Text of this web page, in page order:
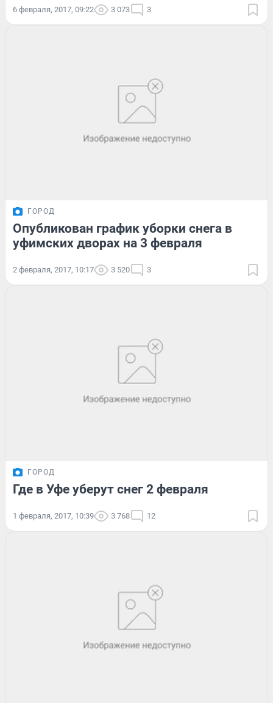
6 февраля, 2017, 09:22 3 073 3
ГОРОД
Опубликован график уборки снега в
уфимских дворах на 3 февраля
2 февраля, 2017, 10:17 3 520 3
ГОРОД
Где в Уфе уберут снег 2 февраля
1 февраля, 2017, 10:39 3 768 12